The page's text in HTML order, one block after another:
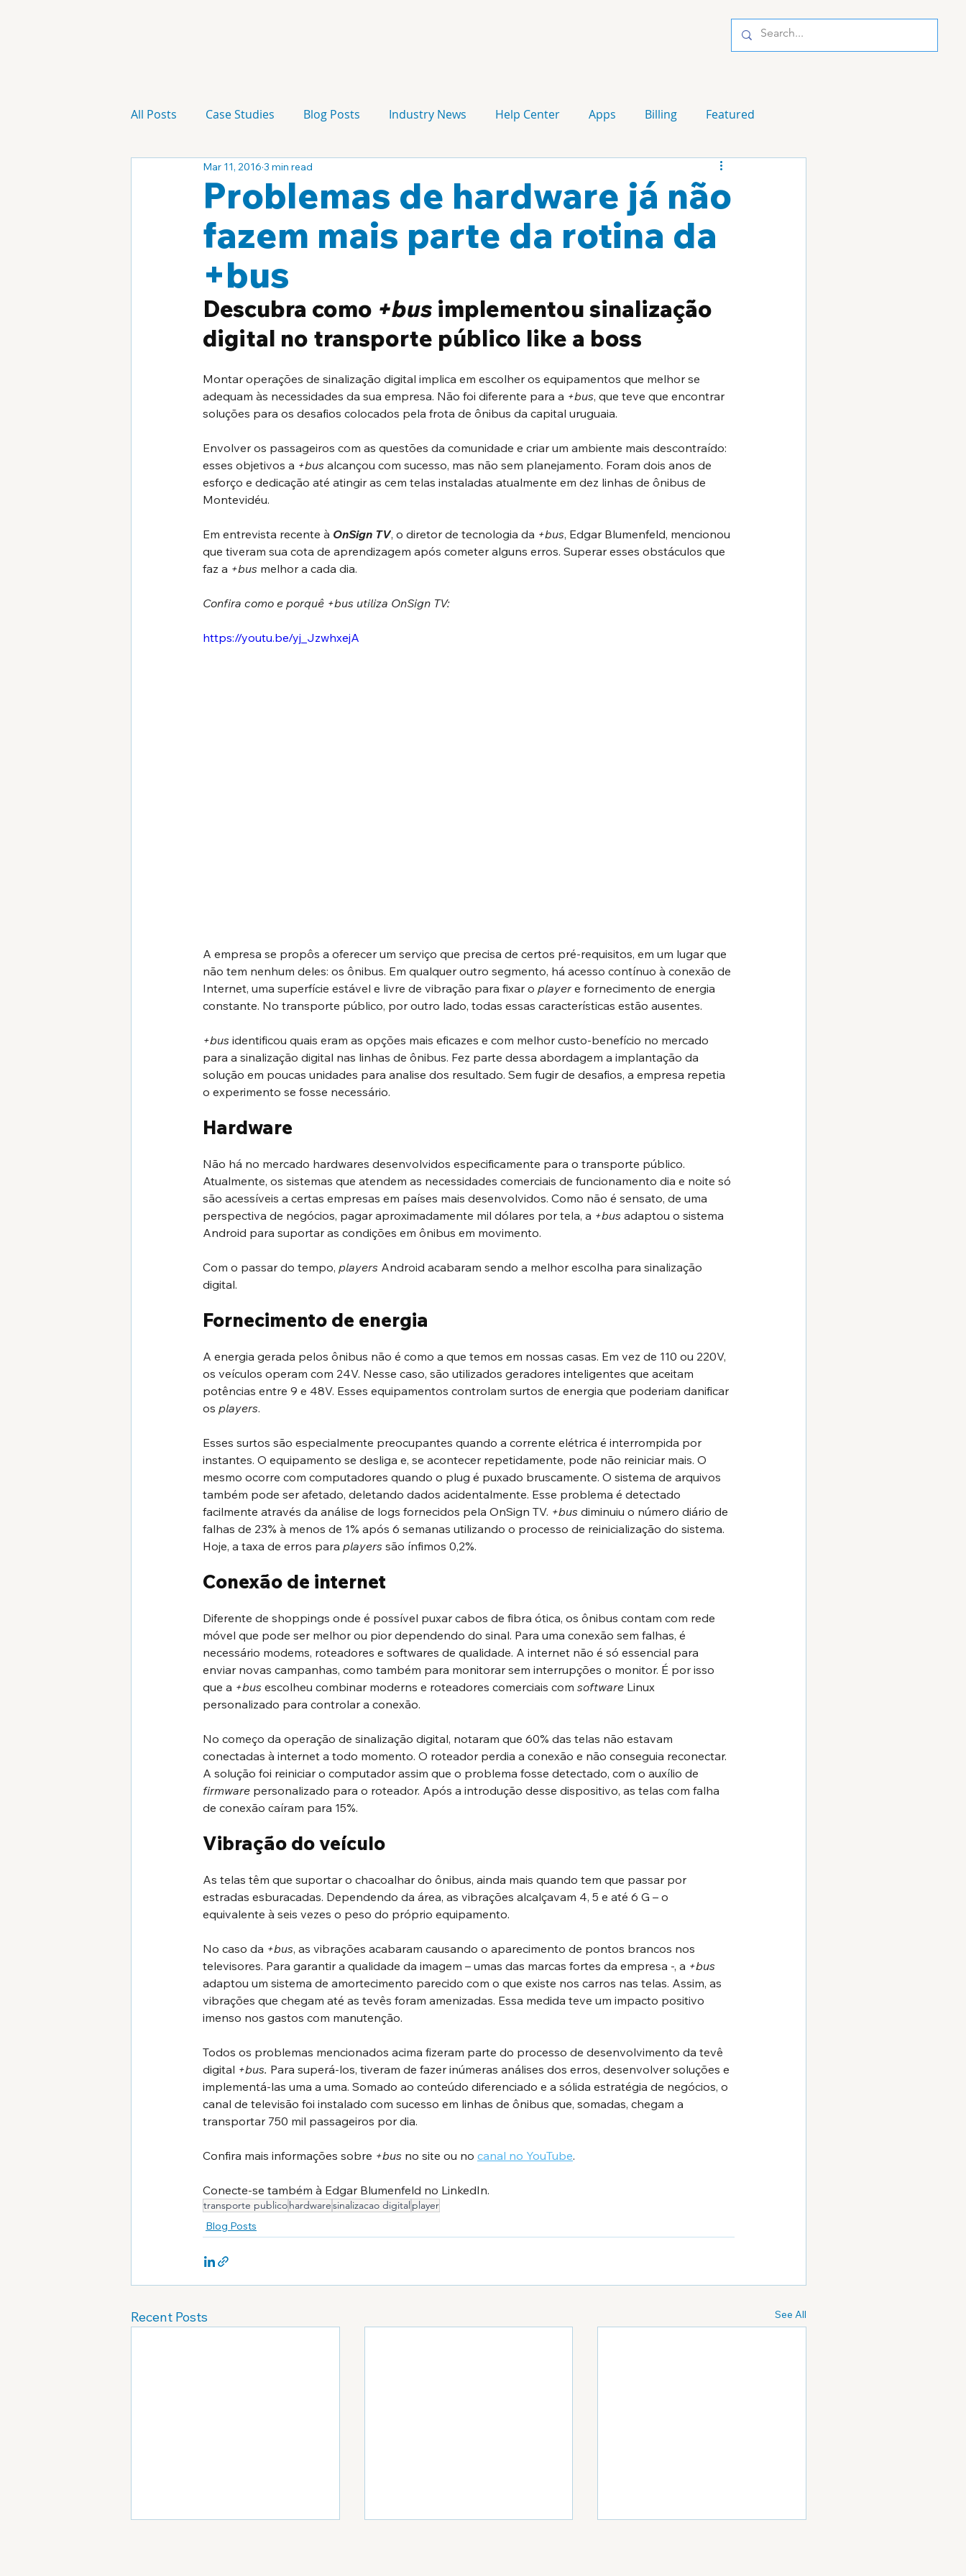
All Posts Case Studies Blog Posts Industry News Help Center Apps Billing Featured
Technology Campaign
Problemas de hardware já não
fazem mais parte da rotina da
+bus
Mar 11, 2016 3 min read
Descubra como +bus implementou sinalização
digital no transporte público like a boss
Montar operações de sinalização digital implica em escolher os equipamentos que melhor se
adequam às necessidades da sua empresa. Não foi diferente para a +bus, que teve que encontrar
soluções para os desafios colocados pela frota de ônibus da capital uruguaia.
Envolver os passageiros com as questões da comunidade e criar um ambiente mais descontraído:
esses objetivos a +bus alcançou com sucesso, mas não sem planejamento. Foram dois anos de
esforço e dedicação até atingir as cem telas instaladas atualmente em dez linhas de ônibus de
Montevidéu.
Em entrevista recente à OnSign TV, o diretor de tecnologia da +bus, Edgar Blumenfeld, mencionou
que tiveram sua cota de aprendizagem após cometer alguns erros. Superar esses obstáculos que
faz a +bus melhor a cada dia.
Confira como e porquê +bus utiliza OnSign TV:
https://youtu.be/yj_JzwhxejA
A empresa se propôs a oferecer um serviço que precisa de certos pré-requisitos, em um lugar que
não tem nenhum deles: os ônibus. Em qualquer outro segmento, há acesso contínuo à conexão de
Internet, uma superfície estável e livre de vibração para fixar o player e fornecimento de energia
constante. No transporte público, por outro lado, todas essas características estão ausentes.
+bus identificou quais eram as opções mais eficazes e com melhor custo-benefício no mercado
para a sinalização digital nas linhas de ônibus. Fez parte dessa abordagem a implantação da
solução em poucas unidades para analise dos resultado. Sem fugir de desafios, a empresa repetia
o experimento se fosse necessário.
Hardware
Não há no mercado hardwares desenvolvidos especificamente para o transporte público.
Atualmente, os sistemas que atendem as necessidades comerciais de funcionamento dia e noite só
são acessíveis a certas empresas em países mais desenvolvidos. Como não é sensato, de uma
perspectiva de negócios, pagar aproximadamente mil dólares por tela, a +bus adaptou o sistema
Android para suportar as condições em ônibus em movimento.
Com o passar do tempo, players Android acabaram sendo a melhor escolha para sinalização
digital.
Fornecimento de energia
A energia gerada pelos ônibus não é como a que temos em nossas casas. Em vez de 110 ou 220V,
os veículos operam com 24V. Nesse caso, são utilizados geradores inteligentes que aceitam
potências entre 9 e 48V. Esses equipamentos controlam surtos de energia que poderiam danificar
os players.
Esses surtos são especialmente preocupantes quando a corrente elétrica é interrompida por
instantes. O equipamento se desliga e, se acontecer repetidamente, pode não reiniciar mais. O
mesmo ocorre com computadores quando o plug é puxado bruscamente. O sistema de arquivos
também pode ser afetado, deletando dados acidentalmente. Esse problema é detectado
facilmente através da análise de logs fornecidos pela OnSign TV. +bus diminuiu o número diário de
falhas de 23% à menos de 1% após 6 semanas utilizando o processo de reinicialização do sistema.
Hoje, a taxa de erros para players são ínfimos 0,2%.
Conexão de internet
Diferente de shoppings onde é possível puxar cabos de fibra ótica, os ônibus contam com rede
móvel que pode ser melhor ou pior dependendo do sinal. Para uma conexão sem falhas, é
necessário modems, roteadores e softwares de qualidade. A internet não é só essencial para
enviar novas campanhas, como também para monitorar sem interrupções o monitor. É por isso
que a +bus escolheu combinar moderns e roteadores comerciais com software Linux
personalizado para controlar a conexão.
No começo da operação de sinalização digital, notaram que 60% das telas não estavam
conectadas à internet a todo momento. O roteador perdia a conexão e não conseguia reconectar.
A solução foi reiniciar o computador assim que o problema fosse detectado, com o auxílio de
firmware personalizado para o roteador. Após a introdução desse dispositivo, as telas com falha
de conexão caíram para 15%.
Vibração do veículo
As telas têm que suportar o chacoalhar do ônibus, ainda mais quando tem que passar por
estradas esburacadas. Dependendo da área, as vibrações alcalçavam 4, 5 e até 6 G – o
equivalente à seis vezes o peso do próprio equipamento.
No caso da +bus, as vibrações acabaram causando o aparecimento de pontos brancos nos
televisores. Para garantir a qualidade da imagem – umas das marcas fortes da empresa -, a +bus
adaptou um sistema de amortecimento parecido com o que existe nos carros nas telas. Assim, as
vibrações que chegam até as tevês foram amenizadas. Essa medida teve um impacto positivo
imenso nos gastos com manutenção.
Todos os problemas mencionados acima fizeram parte do processo de desenvolvimento da tevê
digital +bus. Para superá-los, tiveram de fazer inúmeras análises dos erros, desenvolver soluções e
implementá-las uma a uma. Somado ao conteúdo diferenciado e a sólida estratégia de negócios, o
canal de televisão foi instalado com sucesso em linhas de ônibus que, somadas, chegam a
transportar 750 mil passageiros por dia.
Confira mais informações sobre +bus no site ou no canal no YouTube.
Conecte-se também à Edgar Blumenfeld no LinkedIn.
transporte publicohardwaresinalizacao digital player
Blog Posts
Recent Posts See All